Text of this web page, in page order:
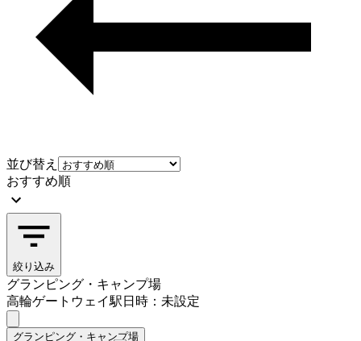
並び替え
おすすめ順
絞り込み
グランピング・キャンプ場
高輪ゲートウェイ駅日時：未設定
グランピング・キャンプ場